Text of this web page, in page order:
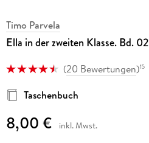
Timo Parvela
Ella in der zweiten Klasse. Bd. 02
(20 Bewertungen)15
Taschenbuch
8,00 € inkl. Mwst.